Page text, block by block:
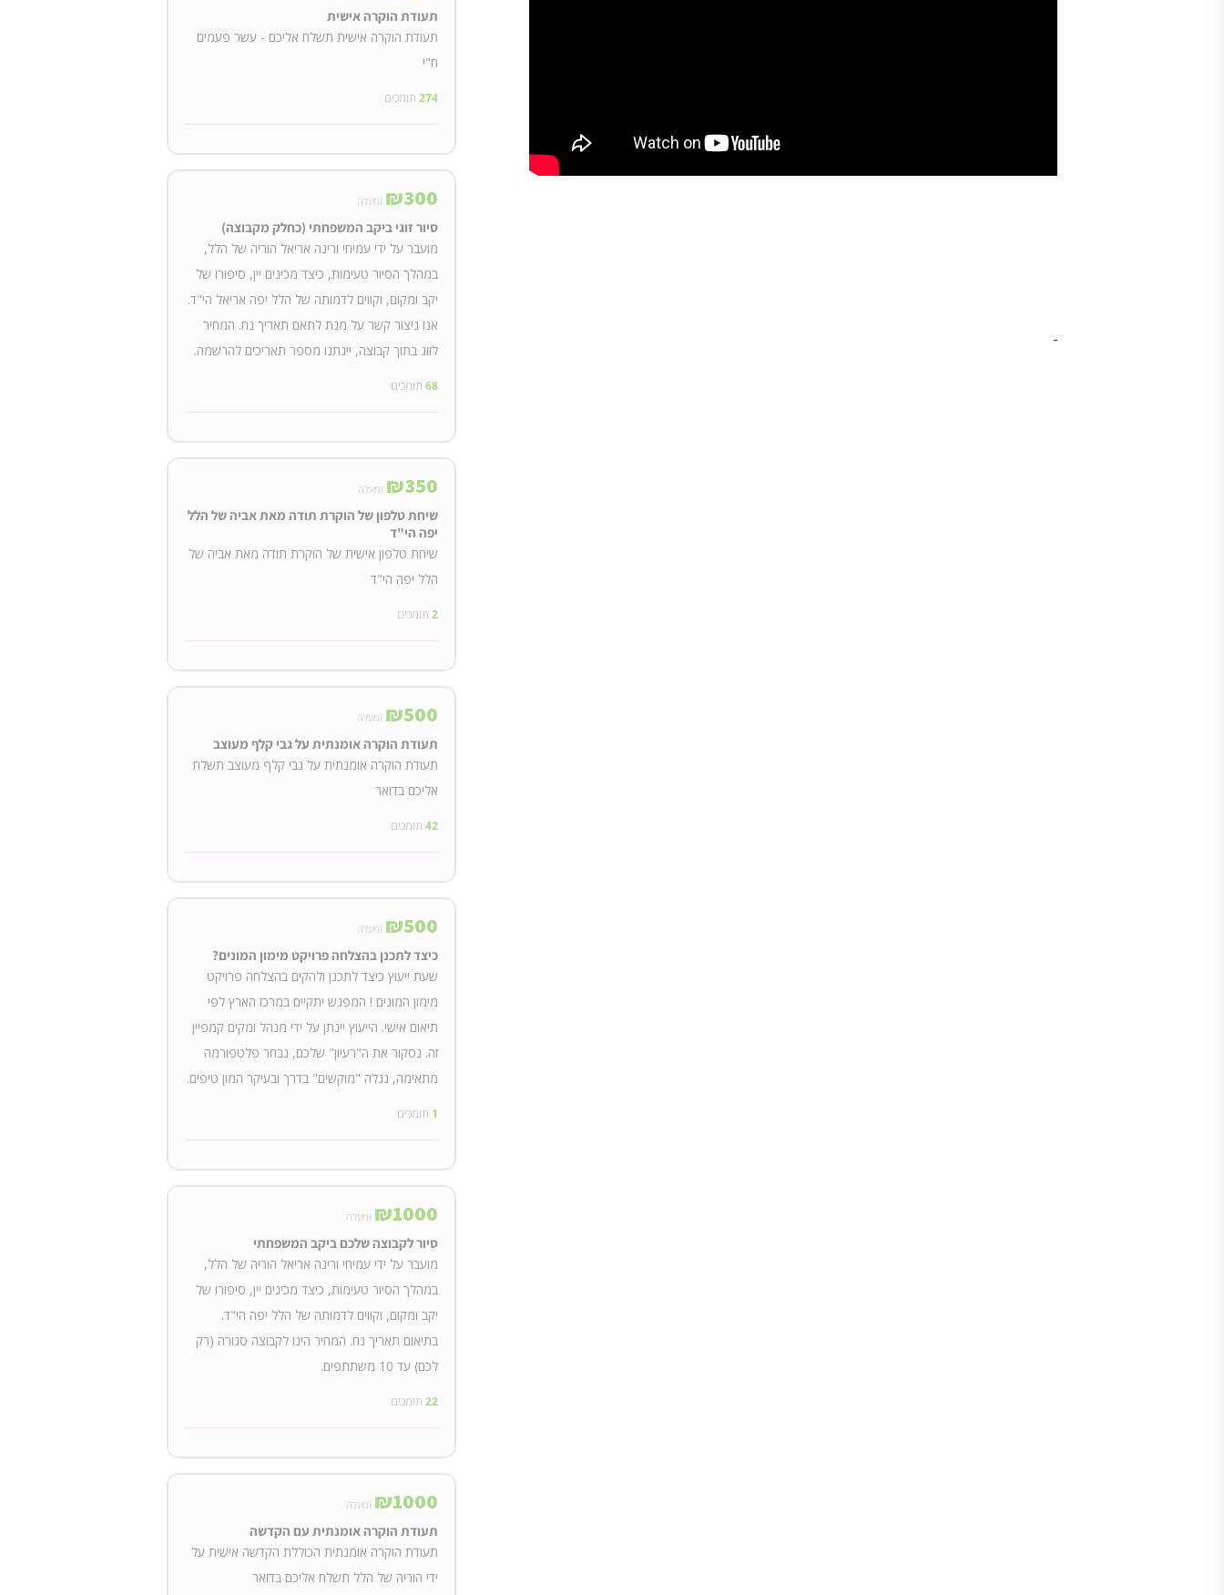
תעודת הוקרה אישית
תעודת הוקרה אישית תשלח אליכם - עשר פעמים
ח"י
274 תומכים
₪300 ומעלה
סיור זוגי ביקב המשפחתי (כחלק מקבוצה)
מועבר על ידי עמיחי ורינה אריאל הוריה של הלל,
במהלך הסיור טעימות, כיצד מכינים יין, סיפורו של
יקב ומקום, וקווים לדמותה של הלל יפה אריאל הי"ד.
אנו ניצור קשר על מנת לתאם תאריך נח. המחיר
לזוג בתוך קבוצה, יינתנו מספר תאריכים להרשמה.
68 תומכים
₪350 ומעלה
שיחת טלפון של הוקרת תודה מאת אביה של הלל
יפה הי"ד
שיחת טלפון אישית של הוקרת תודה מאת אביה של
הלל יפה הי"ד
2 תומכים
₪500 ומעלה
תעודת הוקרה אומנתית על גבי קלף מעוצב
תעודת הוקרה אומנתית על גבי קלף מעוצב תשלח
אליכם בדואר
42 תומכים
₪500 ומעלה
כיצד לתכנן בהצלחה פרויקט מימון המונים?
שעת ייעוץ כיצד לתכנן ולהקים בהצלחה פרויקט
מימון המונים ! המפגש יתקיים במרכז הארץ לפי
תיאום אישי. הייעוץ יינתן על ידי מנהל ומקים קמפיין
זה. נסקור את ה"רעיון" שלכם, נבחר פלטפורמה
מתאימה, נגלה "מוקשים" בדרך ובעיקר המון טיפים.
1 תומכים
₪1000 ומעלה
סיור לקבוצה שלכם ביקב המשפחתי
מועבר על ידי עמיחי ורינה אריאל הוריה של הלל,
במהלך הסיור טעימות, כיצד מכינים יין, סיפורו של
יקב ומקום, וקווים לדמותה של הלל יפה הי"ד.
בתיאום תאריך נח. המחיר הינו לקבוצה סגורה (רק
לכם) עד 10 משתתפים.
22 תומכים
₪1000 ומעלה
תעודת הוקרה אומנתית עם הקדשה
תעודת הוקרה אומנתית הכוללת הקדשה אישית על
ידי הוריה של הלל תשלח אליכם בדואר